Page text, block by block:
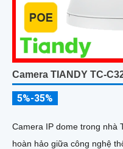
Camera TIANDY TC-
5%-35%
Camera IP dome trong nhà
hoàn hảo giữa công nghệ